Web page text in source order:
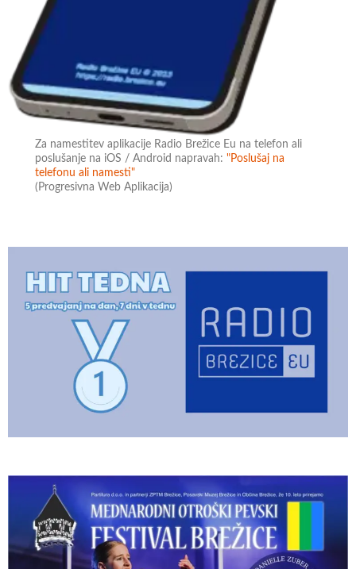
Za namestitev aplikacije Radio Brežice Eu na telefon ali
poslušanje na iOS / Android napravah:"Poslušaj na
telefonu ali namesti"
(Progresivna Web Aplikacija)